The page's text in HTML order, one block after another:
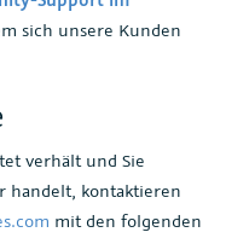
sich unsere Kunden
verhält und Sie
handelt, kontaktieren
mit den folgenden